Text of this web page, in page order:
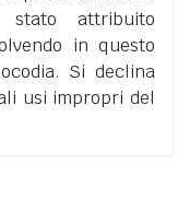
attribuito
in questo
Si declina
usi impropri del